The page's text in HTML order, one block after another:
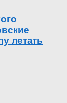
летать